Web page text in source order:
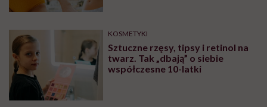
KOSMETYKI
Sztuczne rzęsy, tipsy i retinol na
twarz. Tak „dbają” o siebie
współczesne 10-latki